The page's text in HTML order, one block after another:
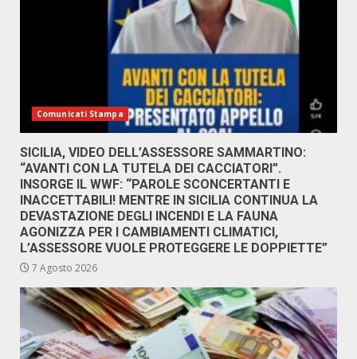
Comunicati Stampa
SICILIA, VIDEO DELL’ASSESSORE SAMMARTINO:
“AVANTI CON LA TUTELA DEI CACCIATORI”.
INSORGE IL WWF: “PAROLE SCONCERTANTI E
INACCETTABILI! MENTRE IN SICILIA CONTINUA LA
DEVASTAZIONE DEGLI INCENDI E LA FAUNA
AGONIZZA PER I CAMBIAMENTI CLIMATICI,
L’ASSESSORE VUOLE PROTEGGERE LE DOPPIETTE”
7 Agosto 2026